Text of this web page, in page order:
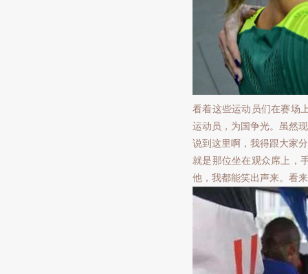
看着这些运动员们在赛场
运动员，为国争光。虽然
说到这里啊，我得跟大家
就是那位坐在观众席上，
他，我都能笑出声来。看